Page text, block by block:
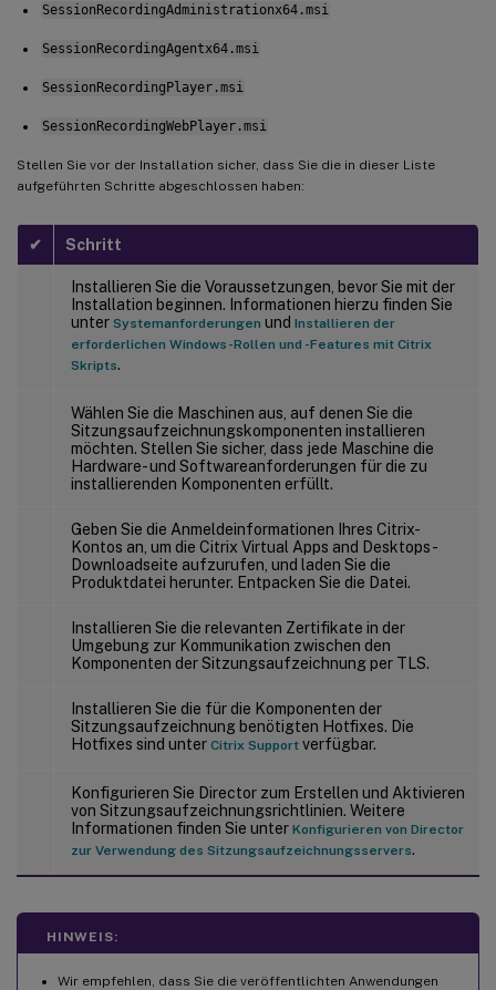
SessionRecordingAdministrationx64.msi
SessionRecordingAgentx64.msi
SessionRecordingPlayer.msi
SessionRecordingWebPlayer.msi
Stellen Sie vor der Installation sicher, dass Sie die in dieser Liste
aufgeführten Schritte abgeschlossen haben:
✔ Schritt
Installieren Sie die Voraussetzungen, bevor Sie mit der
Installation beginnen. Informationen hierzu finden Sie
unter Systemanforderungen und Installieren der
erforderlichen Windows-Rollen und -Features mit Citrix
Skripts.
Wählen Sie die Maschinen aus, auf denen Sie die
Sitzungsaufzeichnungskomponenten installieren
möchten. Stellen Sie sicher, dass jede Maschine die
Hardware- und Softwareanforderungen für die zu
installierenden Komponenten erfüllt.
Geben Sie die Anmeldeinformationen Ihres Citrix-
Kontos an, um die Citrix Virtual Apps and Desktops-
Downloadseite aufzurufen, und laden Sie die
Produktdatei herunter. Entpacken Sie die Datei.
Installieren Sie die relevanten Zertifikate in der
Umgebung zur Kommunikation zwischen den
Komponenten der Sitzungsaufzeichnung per TLS.
Installieren Sie die für die Komponenten der
Sitzungsaufzeichnung benötigten Hotfixes. Die
Hotfixes sind unter Citrix Support verfügbar.
Konfigurieren Sie Director zum Erstellen und Aktivieren
von Sitzungsaufzeichnungsrichtlinien. Weitere
Informationen finden Sie unter Konfigurieren von Director
zur Verwendung des Sitzungsaufzeichnungsservers.
HINWEIS:
Wir empfehlen, dass Sie die veröffentlichten Anwendungen